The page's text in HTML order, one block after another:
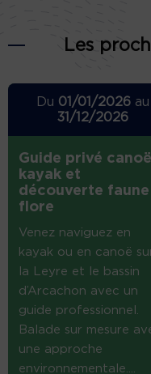
Les
Du 01/01/2026au
31/12/2026
Guide privé
kayak et
découverte faune
flore
Venez naviguez en
kayak ou en canoë
la Leyre et le bassin
d’Arcachon avec un
guide professionnel.
Balade sur mesure
une approche
environnementale....